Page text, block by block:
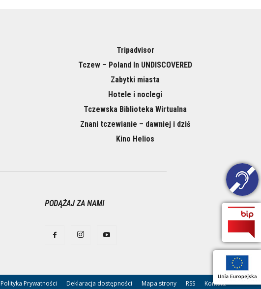
Tripadvisor
Tczew – Poland In UNDISCOVERED
Zabytki miasta
Hotele i noclegi
Tczewska Biblioteka Wirtualna
Znani tczewianie – dawniej i dziś
Kino Helios
PODĄŻAJ ZA NAMI
Polityka Prywatności Deklaracja dostępności Mapa strony RSS Kontakt